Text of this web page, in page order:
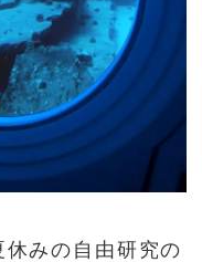
みの自由研究の